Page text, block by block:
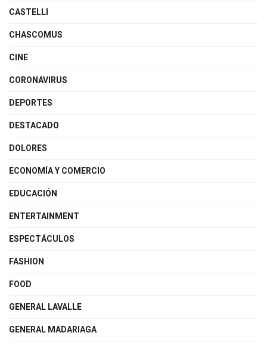
CASTELLI
CHASCOMUS
CINE
CORONAVIRUS
DEPORTES
DESTACADO
DOLORES
ECONOMÍA Y COMERCIO
EDUCACIÓN
ENTERTAINMENT
ESPECTÁCULOS
FASHION
FOOD
GENERAL LAVALLE
GENERAL MADARIAGA